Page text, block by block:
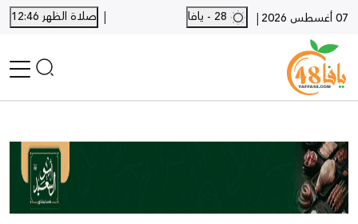
07 أغسطس 2026 |
| صلاة الظهر 12:46
أخبار محلية
أخبار يافا
SHORTS
أخبار اللد والرملة